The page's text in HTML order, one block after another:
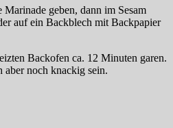
geben, dann im Sesam
auf ein Backblech mit Backpapier
Backofen ca. 12 Minuten garen.
aber noch knackig sein.